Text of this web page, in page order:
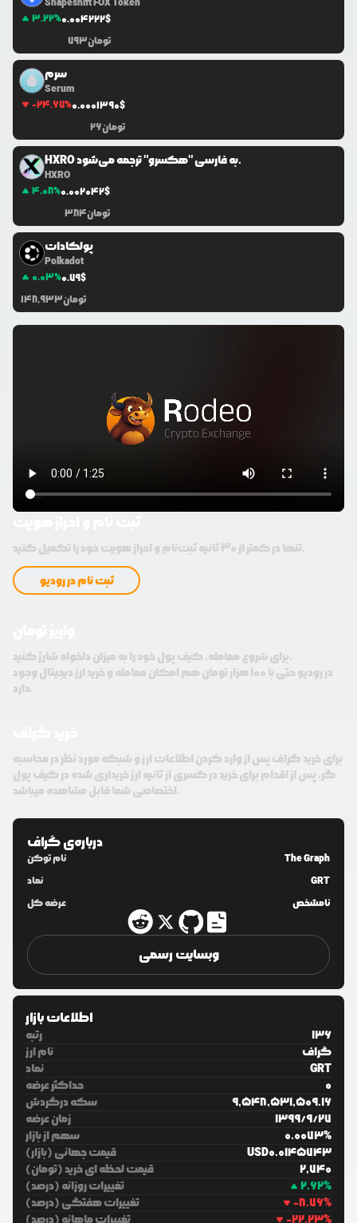
3.22%0.004222$
793تومان
سرم
Serum
-24.67%0.0001390$
26تومان
HXRO به فارسی "هکسرو" ترجمه می‌شود.
HXRO
4.08%0.002042$
384تومان
پولکادات
Polkadot
0.03%0.79$
148,933تومان
تنها در کمتر از 30 ثانیه ثبت‌نام و احراز هویت خود را تکمیل کنید.
ثبت نام در رودیو
برای شروع معامله، کیف پول خود را به میزان دلخواه شارژ کنید.
در رودیو حتی با 100 هزار تومان هم امکان معامله و خرید ارز دیجیتال وجود
دارد.
برای خرید گراف پس از وارد کردن اطلاعات ارز و شبکه مورد نظر در محاسبه
گر، پس از اقدام برای خرید در کسری از ثانیه ارز خریداری شده در کیف پول
اختصاصی شما قابل مشاهده میباشد.
درباره‌یگراف
نام توکن
The Graph
نماد
GRT
عرضه کل
نامشخص
وبسایت رسمی
اطلاعات بازار
رتبه
136
نام ارز
گراف
نماد
GRT
حداکثر عرضه
0
سکه درگردش
9,548,531,509.16
زمان عرضه
1399/9/27
سهم از بازار
0.0073%
قیمت جهانی (بازار)
USD0.0145743
قیمت لحظه ای خرید (تومان)
2,740
تغییرات روزانه (درصد)
2.62%
تغییرات هفتگی (درصد)
-8.76%
تغییرات ماهانه (درصد)
-22.23%